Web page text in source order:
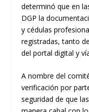
determinó que en
DGP la
y cédulas
registradas, tanto
del portal digital y
A nombre del
verificación por
seguridad de que